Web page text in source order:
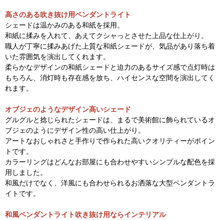
高さのある吹き抜け用ペンダントライト
シェードは温かみのある和紙を採用。
和紙に揉みを入れて、あえてクシャっとさせた上品な仕上がり。
職人が丁寧に揉みあげた上質な和紙シェードが、気品があり落ち着
いた雰囲気を演出してくれます。
柔らかなデザインの和紙シェードと迫力のあるサイズ感で点灯時は
もちろん、消灯時も存在感を放ち、ハイセンスな空間を演出してく
れます。
オブジェのようなデザイン高いシェード
グルグルと捻じられたシェードは、まるで美術館に飾られているオ
ブジェのようにデザイン性の高い仕上がり。
アートなおしゃれさと手作りで作られた高いクオリティーがポイン
トです。
カラーリングはどんなお部屋にも合わせやすいシンプルな配色を採
用しました。
和風だけでなく、洋風にも合わせられるお洒落な大型ペンダントラ
イトです。
和風ペンダントライト吹き抜け用ならインテリアル